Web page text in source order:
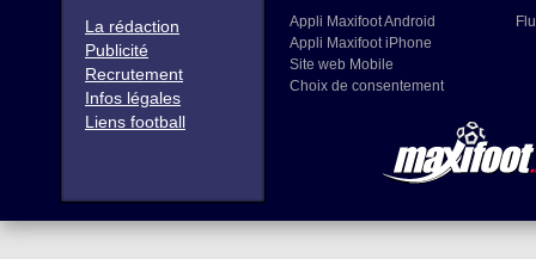
La rédaction
Publicité
Recrutement
Infos légales
Liens football
Appli Maxifoot Android
Appli Maxifoot iPhone
Site web Mobile
Choix de consentement